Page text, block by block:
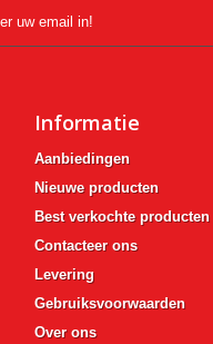
Informatie
Aanbiedingen
Nieuwe producten
Best verkochte producten
Contacteer ons
Levering
Gebruiksvoorwaarden
Over ons